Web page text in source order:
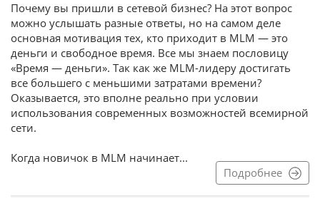
Почему вы пришли в сетевой бизнес? На этот вопрос
можно услышать разные ответы, но на самом деле
основная мотивация тех, кто приходит в MLM — это
деньги и свободное время. Все мы знаем пословицу
«Время — деньги». Так как же MLM-лидеру достигать
все большего с меньшими затратами времени?
Оказывается, это вполне реально при условии
использования современных возможностей всемирной
сети.
Когда новичок в MLM начинает...
Подробнее